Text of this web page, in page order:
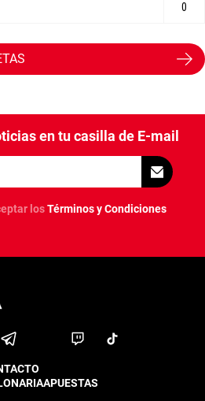
en tu casilla de E-mail
losTérminos y Condiciones
APUESTAS